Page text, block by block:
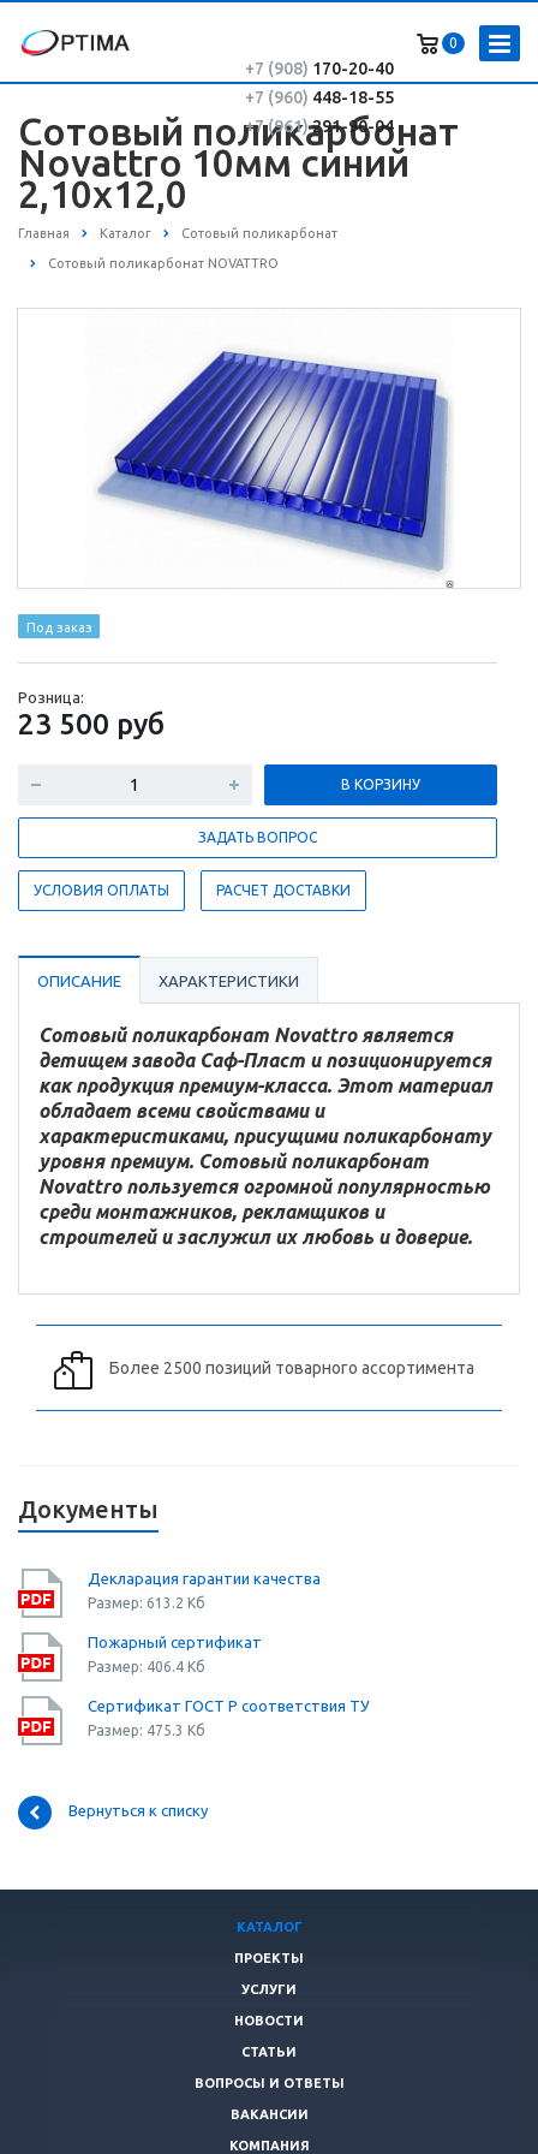
0
+7 (908) 170-20-40
+7 (960) 448-18-55
+7 (961)291-90-04
Сотовый поликарбонат
Novattro 10мм синий
2,10х12,0
Главная Каталог Сотовый поликарбонат
Сотовый поликарбонат NOVATTRO
Под заказ
Розница:
23 500 руб
В КОРЗИНУ
ЗАДАТЬ ВОПРОС
УСЛОВИЯ ОПЛАТЫ РАСЧЕТ ДОСТАВКИ
ОПИСАНИЕ ХАРАКТЕРИСТИКИ
Сотовый поликарбонат Novattro является
детищем завода Саф-Пласт и позиционируется
как продукция премиум-класса. Этот материал
обладает всеми свойствами и
характеристиками, присущими поликарбонату
уровня премиум. Сотовый поликарбонат
Novattro пользуется огромной популярностью
среди монтажников, рекламщиков и
строителей и заслужил их любовь и доверие.
Более 2500 позиций товарного ассортимента
Документы
Декларация гарантии качества
Размер: 613.2 Кб
Пожарный сертификат
Размер: 406.4 Кб
Сертификат ГОСТ Р соответствия ТУ
Размер: 475.3 Кб
Вернуться к списку
КАТАЛОГ
ПРОЕКТЫ
УСЛУГИ
НОВОСТИ
СТАТЬИ
ВОПРОСЫ И ОТВЕТЫ
ВАКАНСИИ
КОМПАНИЯ